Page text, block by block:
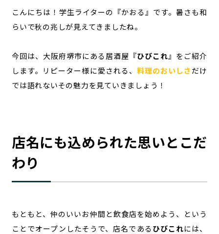
こんにちは！学生ライターの『かおる』です。暑さも和
らいで秋の兆しが見えてきましたね。
今回は、大阪府堺市にある居酒屋『ひびこれ』をご紹介
します。リピーター様に愛される、 料理のおいしさだけ
では語れないその魅力を見ていきましょう！
店名にも込められた思いとこだ
わり
もともと、仲のいいお仲間と飲食店を始めよう、という
ことでオープンしたそうで、店名であるひびこれには、